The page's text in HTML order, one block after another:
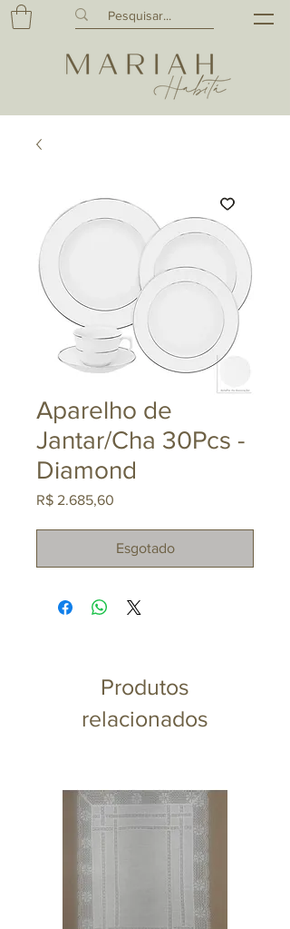
Aparelho de
Jantar/Cha 30Pcs -
Diamond
R$ 2.685,60
Esgotado
Produtos
relacionados